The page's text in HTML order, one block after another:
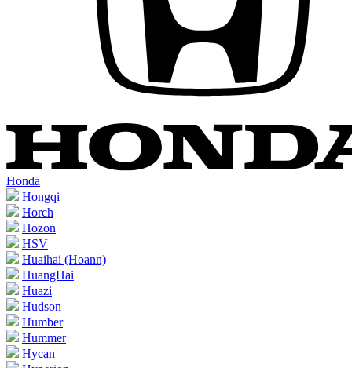
Honda
Hongqi
Horch
Hozon
HSV
Huaihai (Hoann)
HuangHai
Huazi
Hudson
Humber
Hummer
Hycan